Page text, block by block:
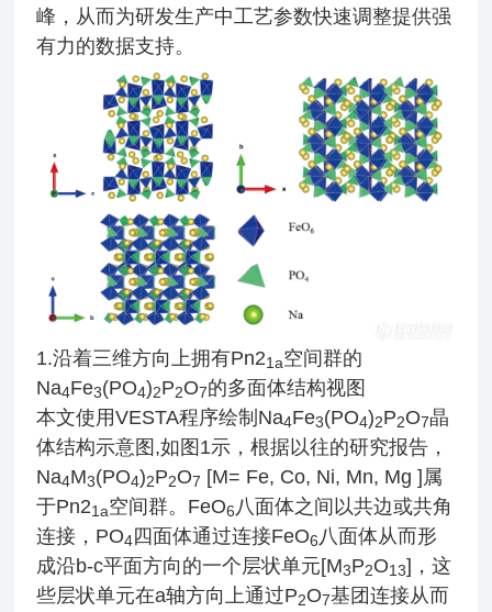
峰，从而为研发生产中工艺参数快速调整提供强
有力的数据支持。
1.沿着三维方向上拥有Pn21a空间群的
Na4Fe3(PO4)2P2O7的多面体结构视图
本文使用VESTA程序绘制Na4Fe3(PO4)2P2O7晶
体结构示意图,如图1示，根据以往的研究报告，
Na4M3(PO4)2P2O7 [M= Fe, Co, Ni, Mn, Mg ]属
于Pn21a空间群。FeO6八面体之间以共边或共角
连接，PO4四面体通过连接FeO6八面体从而形
成沿b-c平面方向的一个层状单元[M3P2O13]，这
些层状单元在a轴方向上通过P2O7基团连接从而